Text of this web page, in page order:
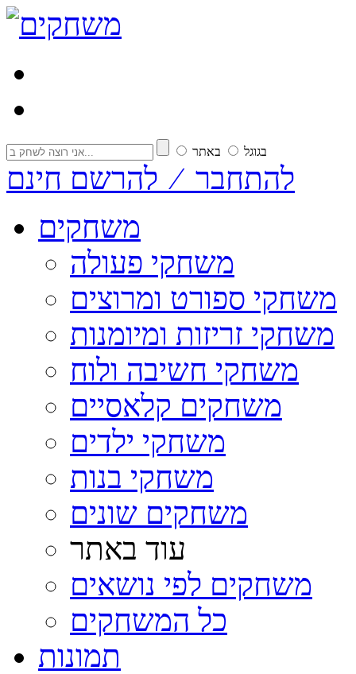
בגוגל באתר
להתחבר ⁄ להרשם חינם
משחקים
משחקי פעולה
משחקי ספורט ומרוצים
משחקי זריזות ומיומנות
משחקי חשיבה ולוח
משחקים קלאסיים
משחקי ילדים
משחקי בנות
משחקים שונים
עוד באתר
משחקים לפי נושאים
כל המשחקים
תמונות